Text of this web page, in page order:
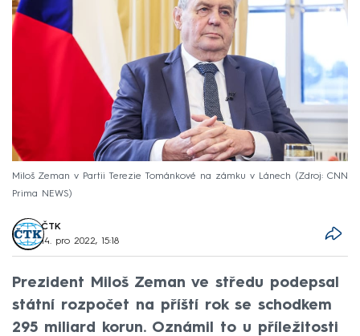
Miloš Zeman v Partii Terezie Tománkové na zámku v Lánech
Zdroj: CNN
Prima NEWS
ČTK
14. pro 2022, 15:18
Prezident Miloš Zeman ve středu podepsal
státní rozpočet na příští rok se schodkem
295 miliard korun. Oznámil to u příležitosti